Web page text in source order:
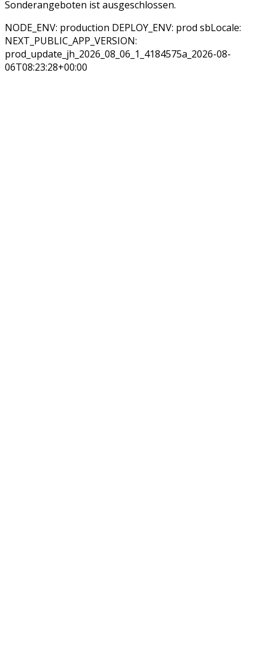
Sonderangeboten ist ausgeschlossen.
NODE_ENV: production DEPLOY_ENV: prod sbLocale:
NEXT_PUBLIC_APP_VERSION:
prod_update_jh_2026_08_06_1_4184575a_2026-08-
06T08:23:28+00:00